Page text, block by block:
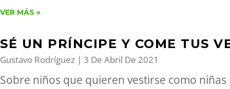
VER MÁS »
SÉ UN PRÍNCIPE Y COME TUS
Gustavo Rodríguez 3 De Abril De 2021
Sobre niños que quieren vestirse como niñas